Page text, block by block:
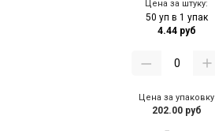
Цена за штуку:
50 уп в 1 упак
4.44 руб
Цена за упаковку
202.00 руб